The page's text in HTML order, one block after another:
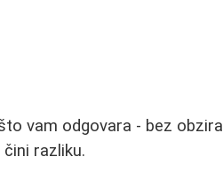
vam odgovara - bez obzira
razliku.